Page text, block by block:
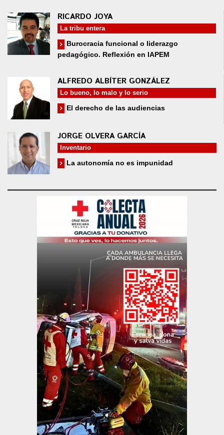
RICARDO JOYA
La tribu entera
Burocracia funcional o liderazgo
pedagógico. Reflexión en IAPEM
ALFREDO ALBÍTER GONZÁLEZ
Lo bueno, lo malo y lo serio
El derecho de las audiencias
JORGE OLVERA GARCÍA
Inventario
La autonomía no es impunidad